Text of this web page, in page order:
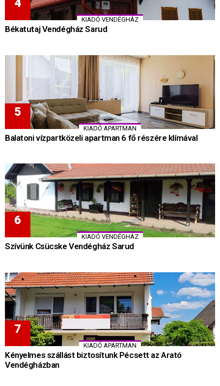
KIADÓ VENDÉGHÁZ
Békatutaj Vendégház Sarud
KIADÓ APARTMAN
Balatoni vízpartközeli apartman 6 fő részére klímával
KIADÓ VENDÉGHÁZ
Szívünk Csücske Vendégház Sarud
KIADÓ APARTMAN
Kényelmes szállást biztosítunk Pécsett az Arató
Vendégházban